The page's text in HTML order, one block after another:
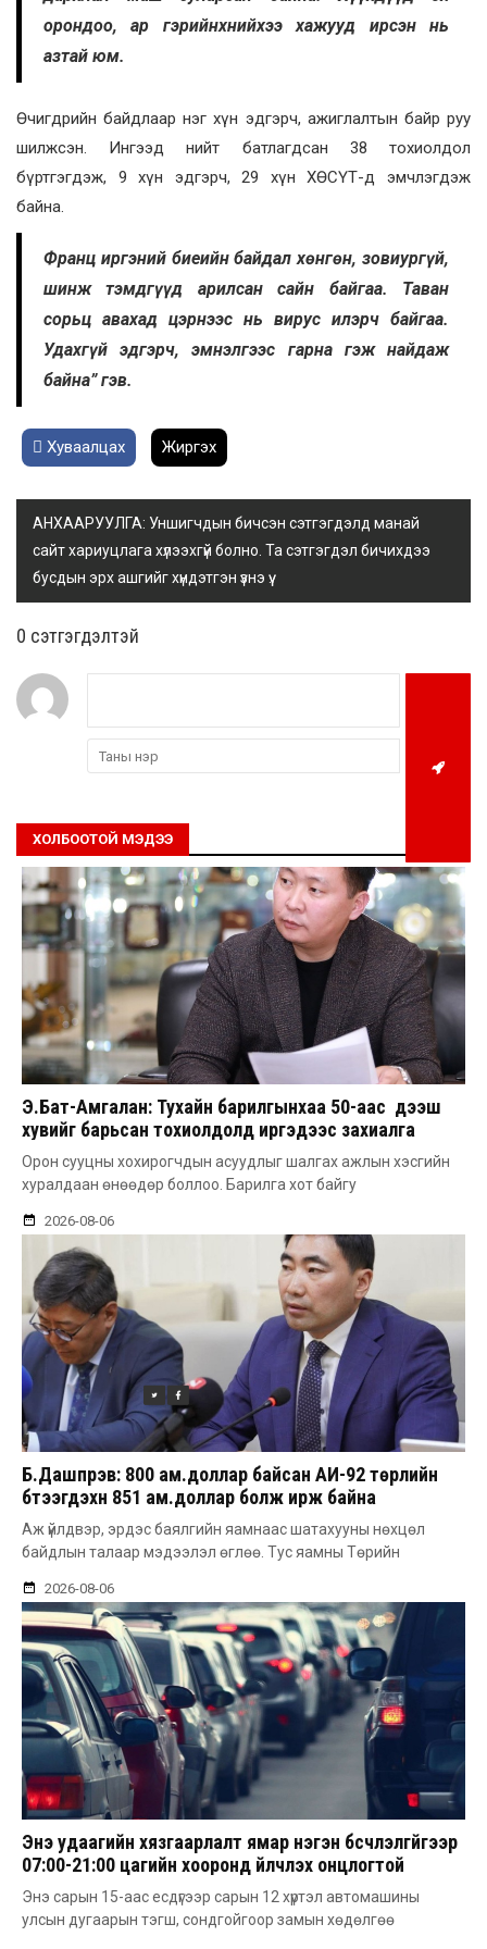
орондоо, ар гэрийнхнийхээ хажууд ирсэн нь
азтай юм.
Өчигдрийн байдлаар нэг хүн эдгэрч, ажиглалтын байр руу
шилжсэн. Ингээд нийт батлагдсан 38 тохиолдол
бүртгэгдэж, 9 хүн эдгэрч, 29 хүн ХӨСҮТ-д эмчлэгдэж
байна.
Франц иргэний биеийн байдал хөнгөн, зовиургүй,
шинж тэмдгүүд арилсан сайн байгаа. Таван
сорьц авахад цэрнээс нь вирус илэрч байгаа.
Удахгүй эдгэрч, эмнэлгээс гарна гэж найдаж
байна” гэв.
Хуваалцах Жиргэх
АНХААРУУЛГА: Уншигчдын бичсэн сэтгэгдэлд манай
сайт хариуцлага хүлээхгүй болно. Та сэтгэгдэл бичихдээ
бусдын эрх ашгийг хүндэтгэн үзнэ үү.
0 cэтгэгдэлтэй
ХОЛБООТОЙ МЭДЭЭ
Э.Бат-Амгалан: Тухайн барилгынхаа 50-аас дээш
хувийг барьсан тохиолдолд иргэдээс захиалга
авдаг болгоно
Орон сууцны хохирогчдын асуудлыг шалгах ажлын хэсгийн
хуралдаан өнөөдөр боллоо. Барилга хот байгу
2026-08-06
Б.Дашпүрэв: 800 ам.доллар байсан АИ-92 төрлийн
бүтээгдэхүүн 851 ам.доллар болж ирж байна
Аж үйлдвэр, эрдэс баялгийн яамнаас шатахууны нөхцөл
байдлын талаар мэдээлэл өглөө. Тус яамны Төрийн
2026-08-06
Энэ удаагийн хязгаарлалт ямар нэгэн бүсчлэлгүйгээр
07:00-21:00 цагийн хооронд үйлчлэх онцлогтой
Энэ сарын 15-аас есдүгээр сарын 12 хүртэл автомашины
улсын дугаарын тэгш, сондгойгоор замын хөдөлгөө